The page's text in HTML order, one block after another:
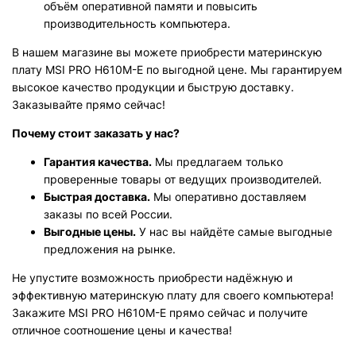
объём оперативной памяти и повысить
производительность компьютера.
В нашем магазине вы можете приобрести материнскую
плату MSI PRO H610M-E по выгодной цене. Мы гарантируем
высокое качество продукции и быструю доставку.
Заказывайте прямо сейчас!
Почему стоит заказать у нас?
Гарантия качества. Мы предлагаем только
проверенные товары от ведущих производителей.
Быстрая доставка. Мы оперативно доставляем
заказы по всей России.
Выгодные цены. У нас вы найдёте самые выгодные
предложения на рынке.
Не упустите возможность приобрести надёжную и
эффективную материнскую плату для своего компьютера!
Закажите MSI PRO H610M-E прямо сейчас и получите
отличное соотношение цены и качества!